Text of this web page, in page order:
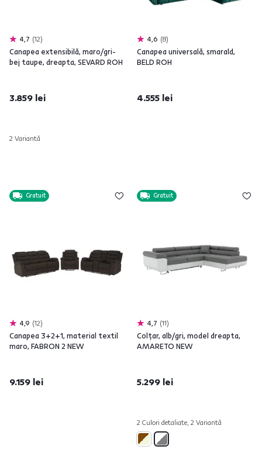
4,7 12
Canapea extensibilă, maro/gri-
bej taupe, dreapta, SEVARD ROH
3.859 lei
2 Variantă
4,6 8
Canapea universală, smarald,
BELD ROH
4.555 lei
Gratuit
4,9 12
Canapea 3+2+1, material textil
maro, FABRON 2 NEW
9.159 lei
Gratuit
4,7 11
Colţar, alb/gri, model dreapta,
AMARETO NEW
5.299 lei
2 Culori detaliate, 2 Variantă